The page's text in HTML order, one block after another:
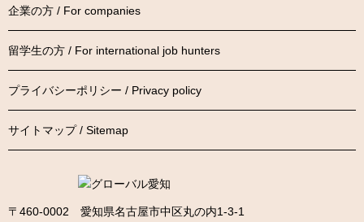
企業の方 / For companies
留学生の方 / For international job hunters
プライバシーポリシー / Privacy policy
サイトマップ / Sitemap
〒460-0002 愛知県名古屋市中区丸の内1-3-1